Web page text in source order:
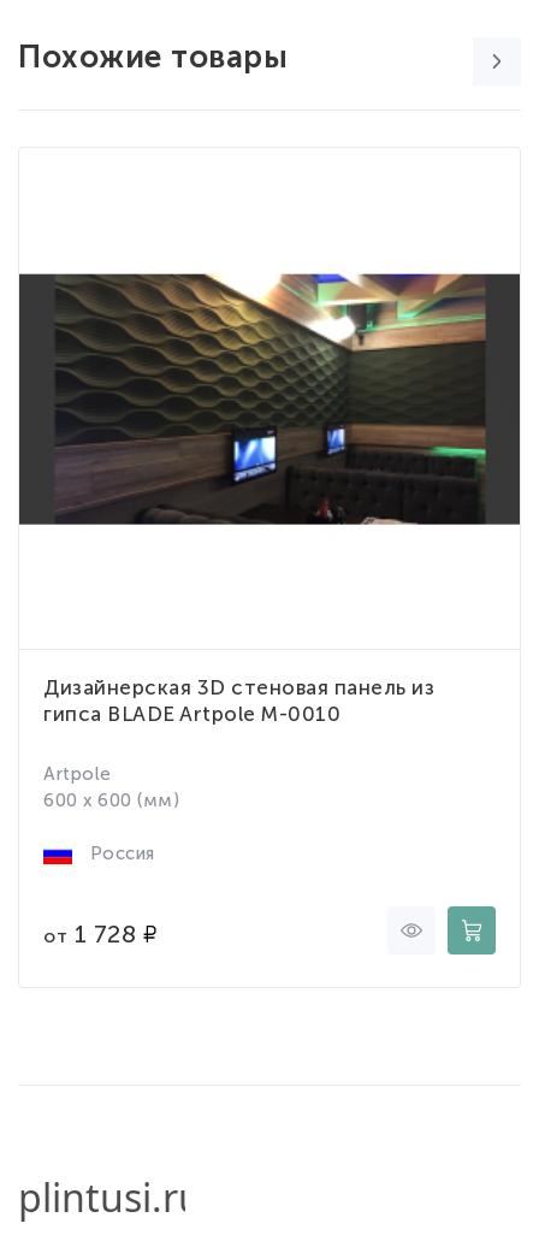
Похожие товары
Дизайнерская 3D стеновая панель из
гипса BLADE Artpole M-0010
Artpole
600 x 600 (мм)
Россия
от 1 728